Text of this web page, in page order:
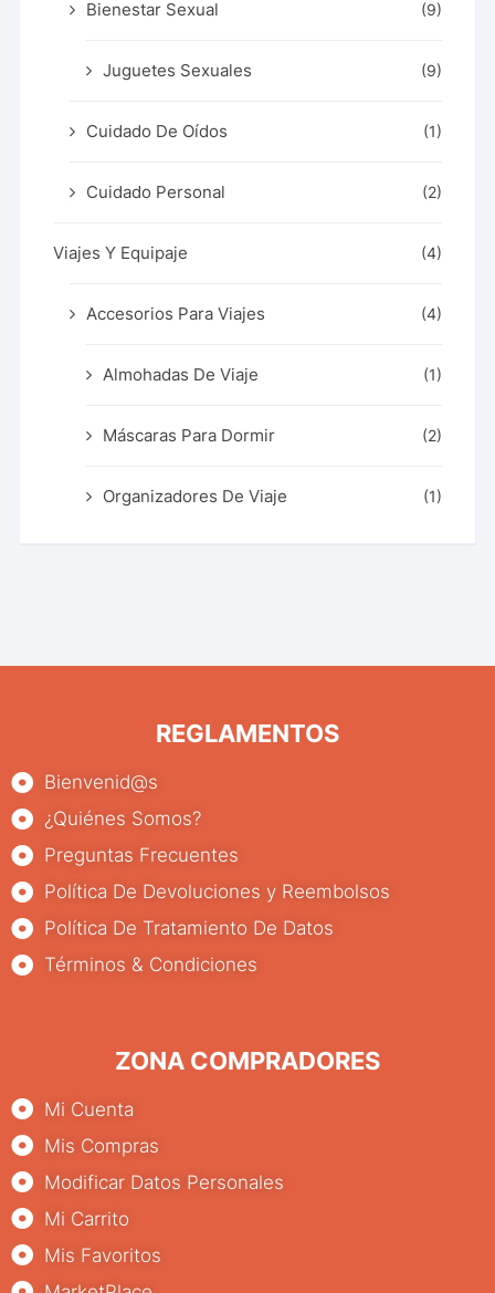
Bienestar Sexual (9)
Juguetes Sexuales (9)
Cuidado De Oídos (1)
Cuidado Personal (2)
Viajes Y Equipaje (4)
Accesorios Para Viajes (4)
Almohadas De Viaje (1)
Máscaras Para Dormir (2)
Organizadores De Viaje (1)
REGLAMENTOS
Bienvenid@s
¿Quiénes Somos?
Preguntas Frecuentes
Política De Devoluciones y Reembolsos
Política De Tratamiento De Datos
Términos & Condiciones
ZONA COMPRADORES
Mi Cuenta
Mis Compras
Modificar Datos Personales
Mi Carrito
Mis Favoritos